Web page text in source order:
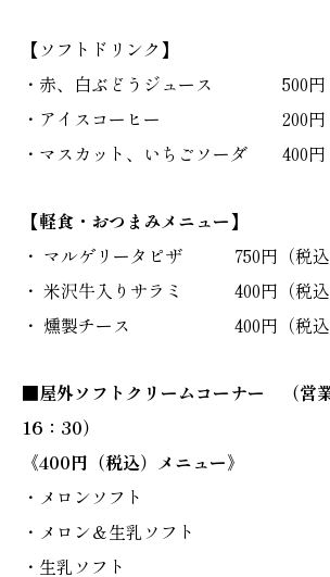
【ソフトドリンク】
・赤、白ぶどうジュース 500円（
・アイスコーヒー 200円（
・マスカット、いちごソーダ 400円
【軽食・おつまみメニュー】
・ マルゲリータピザ 750円（税込
・ 米沢牛入りサラミ 400円（税込
・ 燻製チース 400円（税込
■屋外ソフトクリームコーナー （営
16：30）
《400円（税込）メニュー》
・メロンソフト
・メロン＆生乳ソフト
・生乳ソフト